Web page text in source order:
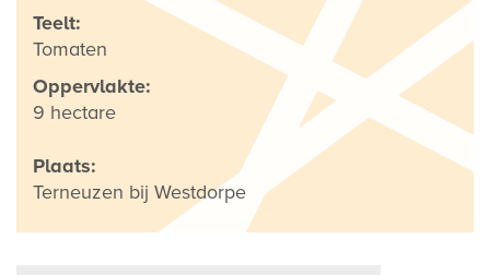
Teelt:
Tomaten
Oppervlakte:
9 hectare
Plaats:
Terneuzen bij Westdorpe